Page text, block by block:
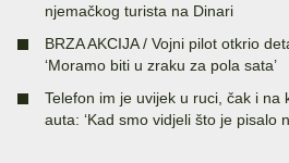
njemačkog turista na Dinari
BRZA AKCIJA / Vojni pilot otkrio
‘Moramo biti u zraku za pola sata’
Telefon im je uvijek u ruci, čak i na
auta: ‘Kad smo vidjeli što je pisalo